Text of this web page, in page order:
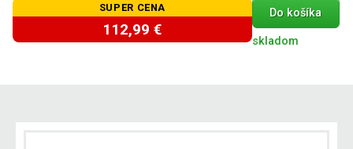
SUPER CENA
112,99 €
Do košíka
skladom